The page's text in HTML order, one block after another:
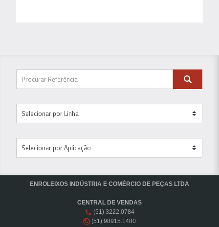
ENROLEIXOS INDÚSTRIA E COMÉRCIO DE PEÇAS LTDA
CENTRAL DE VENDAS
(51) 3222.0784
(51) 98915.1480